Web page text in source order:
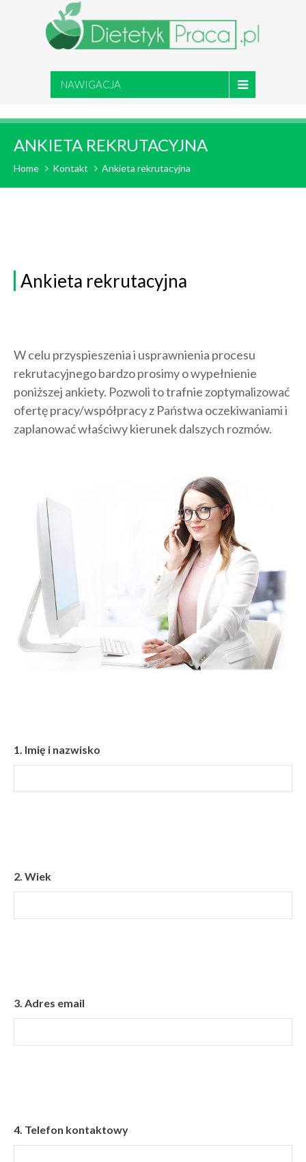
NAWIGACJA
ANKIETA REKRUTACYJNA
Home Kontakt Ankieta rekrutacyjna
Ankieta rekrutacyjna
W celu przyspieszenia i usprawnienia procesu
rekrutacyjnego bardzo prosimy o wypełnienie
poniższej ankiety. Pozwoli to trafnie zoptymalizować
ofertę pracy/współpracy z Państwa oczekiwaniami i
zaplanować właściwy kierunek dalszych rozmów.
1. Imię i nazwisko
2. Wiek
3. Adres email
4. Telefon kontaktowy